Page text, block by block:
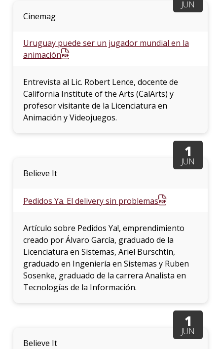
JUN
Cinemag
Uruguay puede ser un jugador mundial en la
animación
Entrevista al Lic. Robert Lence, docente de
California Institute of the Arts (CalArts) y
profesor visitante de la Licenciatura en
Animación y Videojuegos.
1
JUN
Believe It
Pedidos Ya. El delivery sin problemas
Artículo sobre Pedidos Ya!, emprendimiento
creado por Álvaro García, graduado de la
Licenciatura en Sistemas, Ariel Burschtin,
graduado en Ingeniería en Sistemas y Ruben
Sosenke, graduado de la carrera Analista en
Tecnologías de la Información.
1
JUN
Believe It